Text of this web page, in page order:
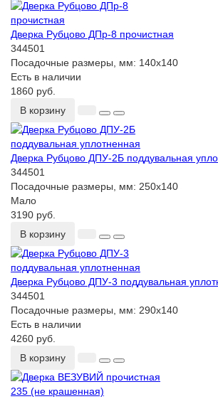
Дверка Рубцово ДПр-8 прочистная
344501
Посадочные размеры, мм: 140х140
Есть в наличии
1860 руб.
В корзину
Дверка Рубцово ДПУ-2Б поддувальная
344501
Посадочные размеры, мм: 250х140
Мало
3190 руб.
В корзину
Дверка Рубцово ДПУ-3 поддувальная
344501
Посадочные размеры, мм: 290х140
Есть в наличии
4260 руб.
В корзину